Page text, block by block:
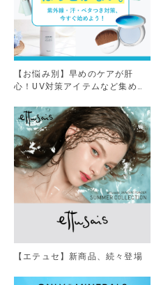
【お悩み別】早めのケアが肝
心！UV対策アイテムなど集めま
【エテュセ】新商品、続々登場